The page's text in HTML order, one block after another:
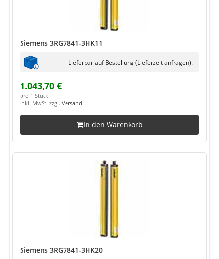
Siemens 3RG7841-3HK11
Lieferbar auf Bestellung (Lieferzeit anfragen).
1.043,70 €
pro 1 Stück
inkl. MwSt. zzgl. Versand
In den Warenkorb
Siemens 3RG7841-3HK20